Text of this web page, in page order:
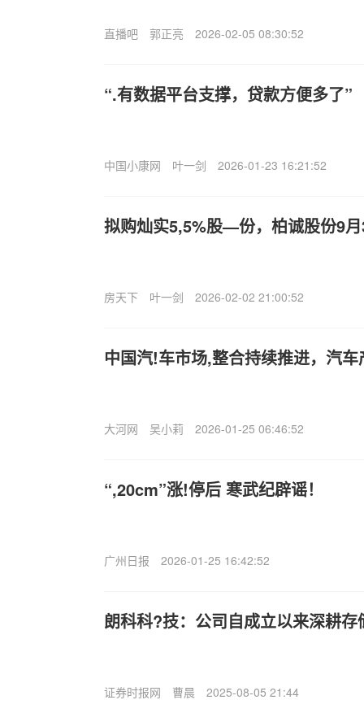
直播吧 郭正亮 2026-02-05 08:30:52
“.有数据平台支撑，贷款方便多了”
中国小康网 叶一剑 2026-01-23 16:21:52
拟购灿实5,5%股—份，柏诚股份9
房天下 叶一剑 2026-02-02 21:00:52
中国汽!车市场,整合持续推进，汽
大河网 吴小莉 2026-01-25 06:46:52
“,20cm”涨!停后 寒武纪辟谣！
广州日报 2026-01-25 16:42:52
朗科科?技：公司自成立以来深耕存
证券时报网 曹晨 2025-08-05 21:44